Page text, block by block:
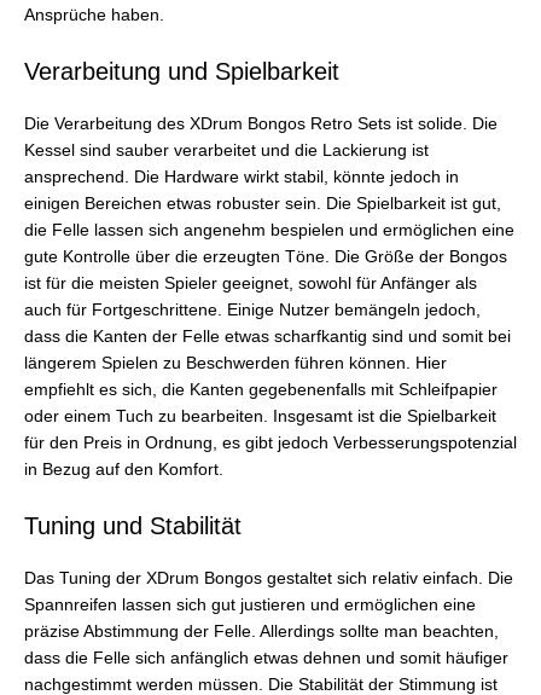
Ansprüche haben.
Verarbeitung und Spielbarkeit
Die Verarbeitung des XDrum Bongos Retro Sets ist solide. Die
Kessel sind sauber verarbeitet und die Lackierung ist
ansprechend. Die Hardware wirkt stabil, könnte jedoch in
einigen Bereichen etwas robuster sein. Die Spielbarkeit ist gut,
die Felle lassen sich angenehm bespielen und ermöglichen eine
gute Kontrolle über die erzeugten Töne. Die Größe der Bongos
ist für die meisten Spieler geeignet, sowohl für Anfänger als
auch für Fortgeschrittene. Einige Nutzer bemängeln jedoch,
dass die Kanten der Felle etwas scharfkantig sind und somit bei
längerem Spielen zu Beschwerden führen können. Hier
empfiehlt es sich, die Kanten gegebenenfalls mit Schleifpapier
oder einem Tuch zu bearbeiten. Insgesamt ist die Spielbarkeit
für den Preis in Ordnung, es gibt jedoch Verbesserungspotenzial
in Bezug auf den Komfort.
Tuning und Stabilität
Das Tuning der XDrum Bongos gestaltet sich relativ einfach. Die
Spannreifen lassen sich gut justieren und ermöglichen eine
präzise Abstimmung der Felle. Allerdings sollte man beachten,
dass die Felle sich anfänglich etwas dehnen und somit häufiger
nachgestimmt werden müssen. Die Stabilität der Stimmung ist